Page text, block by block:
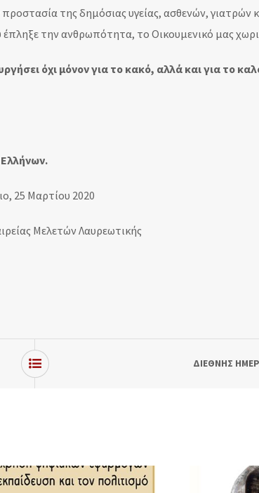
της δημόσιας υγείας, ασθενών, γιατρών
έπληξε την ανθρωπότητα, το Οικουμενικό μας
όχι μόνον για το κακό, αλλά και για το
25 Μαρτίου 2020
Μελετών Λαυρεωτικής
ΔΙΕΘΝΗΣ